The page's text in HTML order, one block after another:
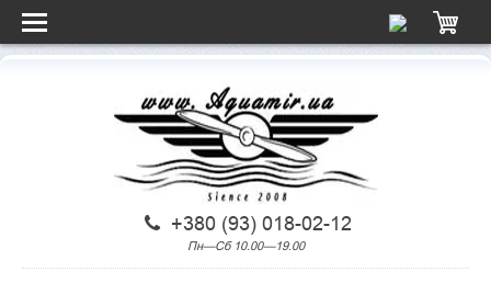
+380 (93) 018-02-12
Пн—Сб 10.00—19.00